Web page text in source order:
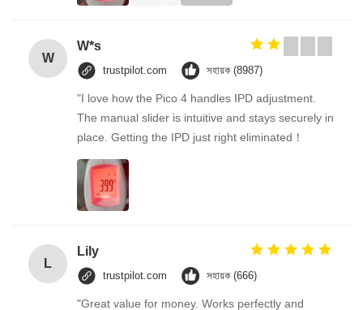
W
W*s
trustpilot.com সহায়ক (8987)
"I love how the Pico 4 handles IPD adjustment.
The manual slider is intuitive and stays securely in
place. Getting the IPD just right eliminated！
L
Lily
trustpilot.com সহায়ক (666)
"Great value for money. Works perfectly and